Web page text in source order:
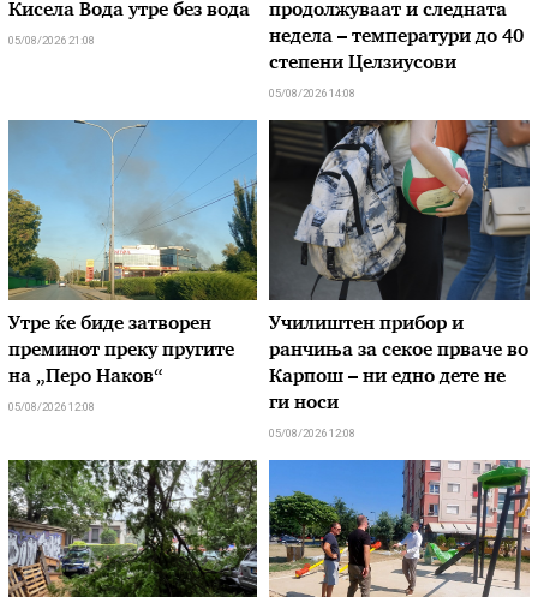
Кисела Вода утре без вода
05/08/2026 21:08
продолжуваат и следната
недела – температури до 40
степени Целзиусови
05/08/2026 14:08
Утре ќе биде затворен
преминот преку пругите
на „Перо Наков“
05/08/2026 12:08
Училиштен прибор и
ранчиња за секое прваче во
Карпош – ни едно дете не
ги носи
05/08/2026 12:08